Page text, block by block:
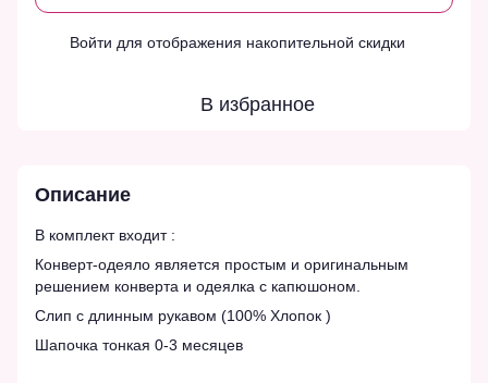
Войти для отображения накопительной скидки
В избранное
Описание
В комплект входит :
Конверт-одеяло является простым и оригинальным
решением конверта и одеялка с капюшоном.
Слип с длинным рукавом (100% Хлопок )
Шапочка тонкая 0-3 месяцев